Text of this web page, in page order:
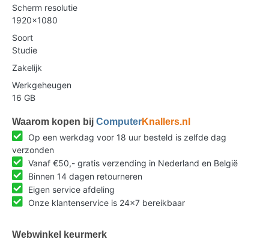
Scherm resolutie
1920x1080
Soort
Studie
Zakelijk
Werkgeheugen
16 GB
Waarom kopen bij ComputerKnallers.nl
Op een werkdag voor 18 uur besteld is zelfde dag
verzonden
Vanaf €50,- gratis verzending in Nederland en België
Binnen 14 dagen retourneren
Eigen service afdeling
Onze klantenservice is 24x7 bereikbaar
Webwinkel keurmerk